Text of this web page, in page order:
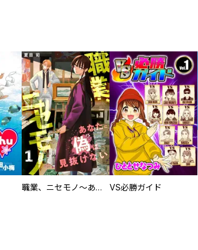
職業、ニセモノ～あなたに偽は見抜けない【電子単行本版】 VS必勝ガイド